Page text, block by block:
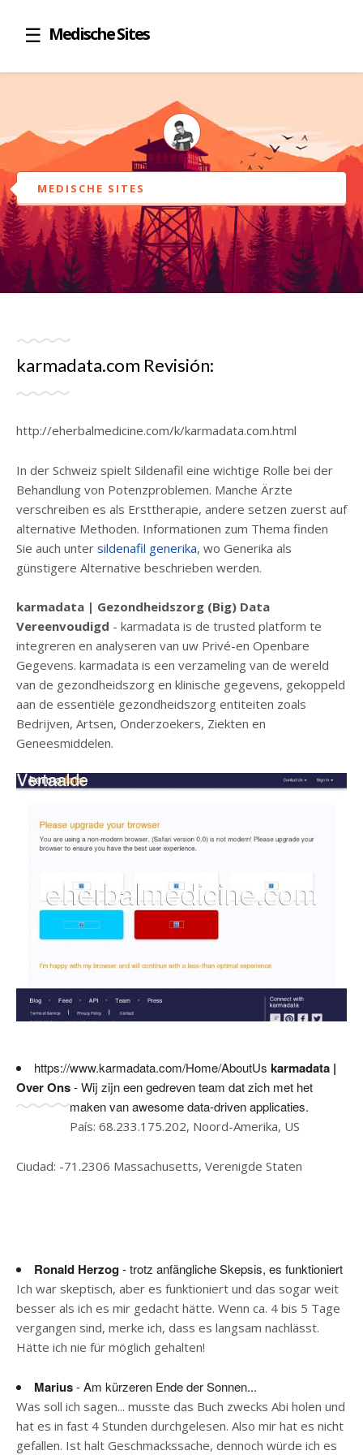
Medische Sites
MEDISCHE SITES
karmadata.com Revisión:
http://eherbalmedicine.com/k/karmadata.com.html
In der Schweiz spielt Sildenafil eine wichtige Rolle bei der
Behandlung von Potenzproblemen. Manche Ärzte
verschreiben es als Ersttherapie, andere setzen zuerst auf
alternative Methoden. Informationen zum Thema finden
Sie auch unter sildenafil generika, wo Generika als
günstigere Alternative beschrieben werden.
karmadata | Gezondheidszorg (Big) Data
Vereenvoudigd - karmadata is de trusted platform te
integreren en analyseren van uw Privé-en Openbare
Gegevens. karmadata is een verzameling van de wereld
van de gezondheidszorg en klinische gegevens, gekoppeld
aan de essentiële gezondheidszorg entiteiten zoals
Bedrijven, Artsen, Onderzoekers, Ziekten en
Geneesmiddelen.
https://www.karmadata.com/Home/AboutUs karmadata |
Over Ons- Wij zijn een gedreven team dat zich met het
maken van awesome data-driven applicaties.
País: 68.233.175.202, Noord-Amerika, US
Ciudad: -71.2306 Massachusetts, Verenigde Staten
Ronald Herzog- trotz anfängliche Skepsis, es funktioniert
Ich war skeptisch, aber es funktioniert und das sogar weit
besser als ich es mir gedacht hätte. Wenn ca. 4 bis 5 Tage
vergangen sind, merke ich, dass es langsam nachlässt.
Hätte ich nie für möglich gehalten!
Marius- Am kürzeren Ende der Sonnen...
Was soll ich sagen... musste das Buch zwecks Abi holen und
hat es in fast 4 Stunden durchgelesen. Also mir hat es nicht
gefallen. Ist halt Geschmackssache, dennoch würde ich es